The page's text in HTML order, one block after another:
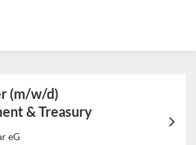
(m/w/d)
& Treasury
eG